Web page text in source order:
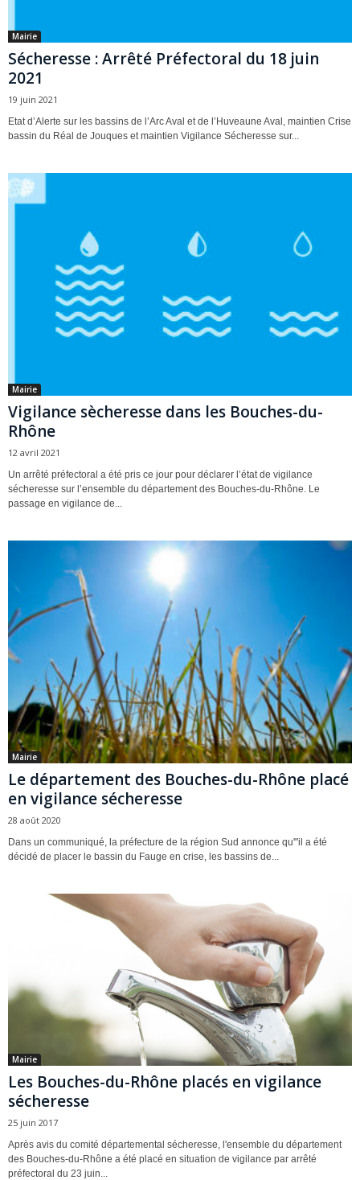
Mairie
Sécheresse : Arrêté Préfectoral du 18 juin
2021
19 juin 2021
Etat d’Alerte sur les bassins de l’Arc Aval et de l’Huveaune Aval, maintien Crise
bassin du Réal de Jouques et maintien Vigilance Sécheresse sur...
Mairie
Vigilance sècheresse dans les Bouches-du-
Rhône
12 avril 2021
Un arrêté préfectoral a été pris ce jour pour déclarer l’état de vigilance
sécheresse sur l’ensemble du département des Bouches-du-Rhône. Le
passage en vigilance de...
Mairie
Le département des Bouches-du-Rhône placé
en vigilance sécheresse
28 août 2020
Dans un communiqué, la préfecture de la région Sud annonce qu'"il a été
décidé de placer le bassin du Fauge en crise, les bassins de...
Mairie
Les Bouches-du-Rhône placés en vigilance
sécheresse
25 juin 2017
Après avis du comité départemental sécheresse, l'ensemble du département
des Bouches-du-Rhône a été placé en situation de vigilance par arrêté
préfectoral du 23 juin...